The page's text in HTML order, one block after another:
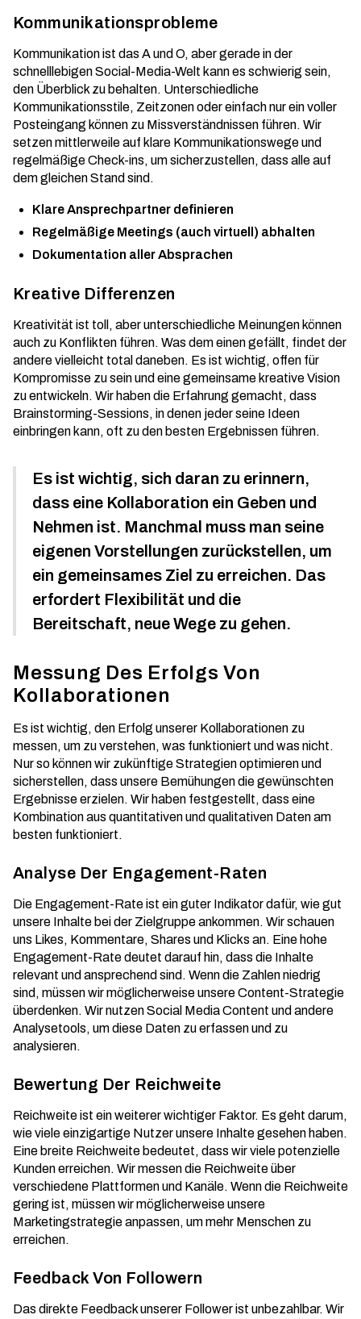
Kommunikationsprobleme
Kommunikation ist das A und O, aber gerade in der
schnelllebigen Social-Media-Welt kann es schwierig sein,
den Überblick zu behalten. Unterschiedliche
Kommunikationsstile, Zeitzonen oder einfach nur ein voller
Posteingang können zu Missverständnissen führen. Wir
setzen mittlerweile auf klare Kommunikationswege und
regelmäßige Check-ins, um sicherzustellen, dass alle auf
dem gleichen Stand sind.
Klare Ansprechpartner definieren
Regelmäßige Meetings (auch virtuell) abhalten
Dokumentation aller Absprachen
Kreative Differenzen
Kreativität ist toll, aber unterschiedliche Meinungen können
auch zu Konflikten führen. Was dem einen gefällt, findet der
andere vielleicht total daneben. Es ist wichtig, offen für
Kompromisse zu sein und eine gemeinsame kreative Vision
zu entwickeln. Wir haben die Erfahrung gemacht, dass
Brainstorming-Sessions, in denen jeder seine Ideen
einbringen kann, oft zu den besten Ergebnissen führen.
Es ist wichtig, sich daran zu erinnern,
dass eine Kollaboration ein Geben und
Nehmen ist. Manchmal muss man seine
eigenen Vorstellungen zurückstellen, um
ein gemeinsames Ziel zu erreichen. Das
erfordert Flexibilität und die
Bereitschaft, neue Wege zu gehen.
Messung Des Erfolgs Von
Kollaborationen
Es ist wichtig, den Erfolg unserer Kollaborationen zu
messen, um zu verstehen, was funktioniert und was nicht.
Nur so können wir zukünftige Strategien optimieren und
sicherstellen, dass unsere Bemühungen die gewünschten
Ergebnisse erzielen. Wir haben festgestellt, dass eine
Kombination aus quantitativen und qualitativen Daten am
besten funktioniert.
Analyse Der Engagement-Raten
Die Engagement-Rate ist ein guter Indikator dafür, wie gut
unsere Inhalte bei der Zielgruppe ankommen. Wir schauen
uns Likes, Kommentare, Shares und Klicks an. Eine hohe
Engagement-Rate deutet darauf hin, dass die Inhalte
relevant und ansprechend sind. Wenn die Zahlen niedrig
sind, müssen wir möglicherweise unsere Content-Strategie
überdenken. Wir nutzenSocial Media Content und andere
Analysetools, um diese Daten zu erfassen und zu
analysieren.
Bewertung Der Reichweite
Reichweite ist ein weiterer wichtiger Faktor. Es geht darum,
wie viele einzigartige Nutzer unsere Inhalte gesehen haben.
Eine breite Reichweite bedeutet, dass wir viele potenzielle
Kunden erreichen. Wir messen die Reichweite über
verschiedene Plattformen und Kanäle. Wenn die Reichweite
gering ist, müssen wir möglicherweise unsere
Marketingstrategie anpassen, um mehr Menschen zu
erreichen.
Feedback Von Followern
Das direkte Feedback unserer Follower ist unbezahlbar. Wir